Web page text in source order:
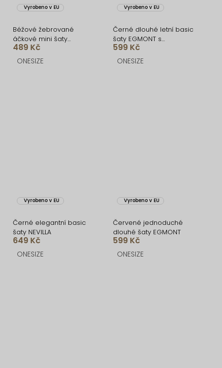
Vyrobeno v EU
Béžové žebrované
áčkové mini šaty
CASSYNE
489 Kč
ONESIZE
Vyrobeno v EU
Černé dlouhé letní basic
šaty EGMONT s
rozparkem
599 Kč
ONESIZE
Vyrobeno v EU
Černé elegantní basic
šaty NEVILLA
649 Kč
ONESIZE
Vyrobeno v EU
Červené jednoduché
dlouhé šaty EGMONT
599 Kč
ONESIZE